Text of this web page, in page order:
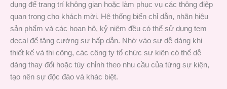
dụng để trang trí không gian hoặc làm phục vụ các thông điệp
quan trọng cho khách mời. Hệ thống biển chỉ dẫn, nhãn hiệu
sản phẩm và các hoan hô, kỷ niệm đều có thể sử dụng tem
decal để tăng cường sự hấp dẫn. Nhờ vào sự dễ dàng khi
thiết kế và thi công, các công ty tổ chức sự kiện có thể dễ
dàng thay đổi hoặc tùy chỉnh theo nhu cầu của từng sự kiện,
tạo nên sự độc đáo và khác biệt.